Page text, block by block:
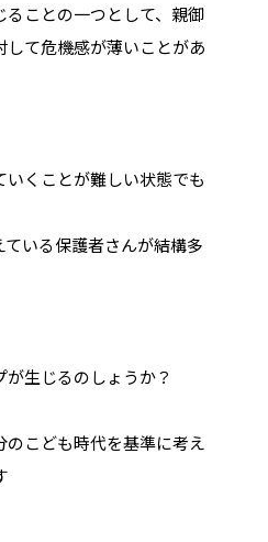
ることの一つとして、親御
して危機感が薄いことがあ
くことが難しい状態でも
いる保護者さんが結構多
生じるのしょうか？
こども時代を基準に考え